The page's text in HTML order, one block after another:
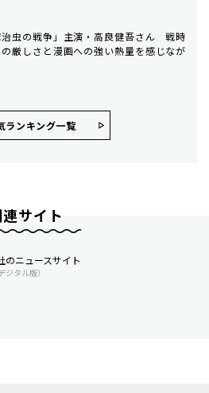
治虫の戦争」主演・高良健吾さん 戦時
厳しさと漫画への強い熱量を感じなが
ランキング⼀覧
サイト
のニュースサイト
ジタル版）